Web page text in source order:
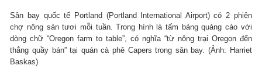
Sân bay quốc tế Portland (Portland International Airport) có 2 phiên
chợ nông sản tươi mỗi tuần. Trong hình là tấm bảng quảng cáo với
dòng chữ “Oregon farm to table”, có nghĩa “từ nông trại Oregon đến
thẳng quầy bán” tại quán cà phê Capers trong sân bay. (Ảnh: Harriet
Baskas)